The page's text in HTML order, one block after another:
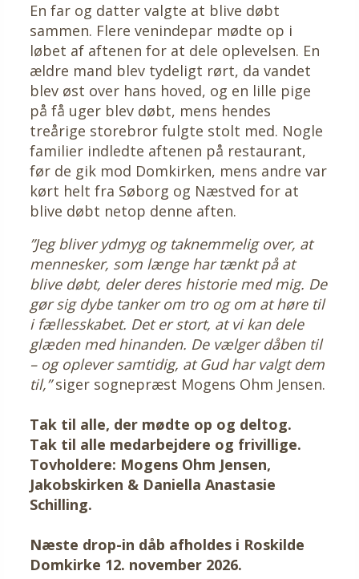
En far og datter valgte at blive døbt
sammen. Flere venindepar mødte op i
løbet af aftenen for at dele oplevelsen. En
ældre mand blev tydeligt rørt, da vandet
blev øst over hans hoved, og en lille pige
på få uger blev døbt, mens hendes
treårige storebror fulgte stolt med. Nogle
familier indledte aftenen på restaurant,
før de gik mod Domkirken, mens andre var
kørt helt fra Søborg og Næstved for at
blive døbt netop denne aften.
”Jeg bliver ydmyg og taknemmelig over, at
mennesker, som længe har tænkt på at
blive døbt, deler deres historie med mig. De
gør sig dybe tanker om tro og om at høre til
i fællesskabet. Det er stort, at vi kan dele
glæden med hinanden. De vælger dåben til
– og oplever samtidig, at Gud har valgt dem
til,”siger sognepræst Mogens Ohm Jensen.
Tak til alle, der mødte op og deltog.
Tak til alle medarbejdere og frivillige.
Tovholdere: Mogens Ohm Jensen,
Jakobskirken & Daniella Anastasie
Schilling.
Næste drop-in dåb afholdes i Roskilde
Domkirke 12. november 2026.